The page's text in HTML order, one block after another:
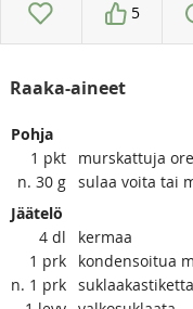
5
Raaka-aineet
Pohja
1 pkt
murskattuja
n. 30 g sulaa voita tai
Jäätelö
4 dl
kermaa
1 prk
kondensoitua
n. 1 prk suklaakastiketta